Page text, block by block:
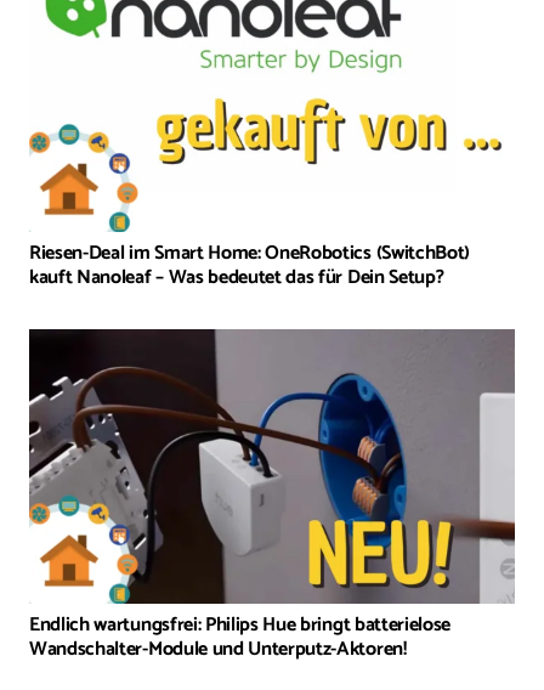
Riesen-Deal im Smart Home: OneRobotics (SwitchBot)
kauft Nanoleaf – Was bedeutet das für Dein Setup?
Endlich wartungsfrei: Philips Hue bringt batterielose
Wandschalter-Module und Unterputz-Aktoren!